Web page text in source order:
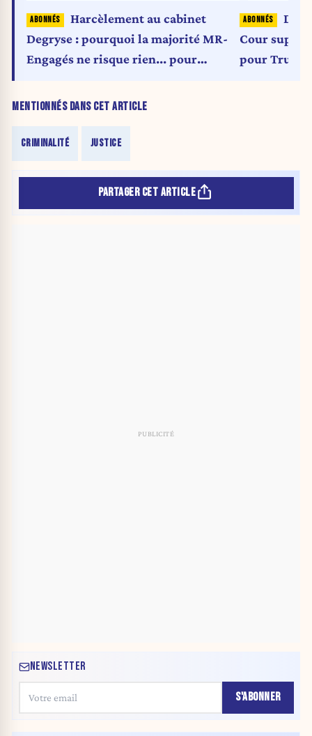
MENTIONNÉS DANS CET ARTICLE
CRIMINALITÉ JUSTICE
Harcèlement au cabinet
Degryse : pourquoi la majorité MR-
Engagés ne risque rien... pour
Cour
pour Trump
PARTAGER CET ARTICLE
NEWSLETTER
S'ABONNER